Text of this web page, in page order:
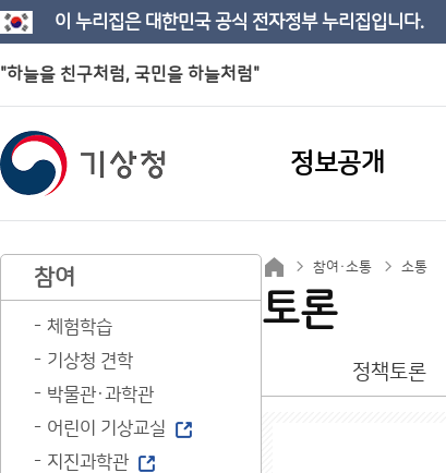
이 누리집은 대한민국 공식 전자정부 누리집입니다.
"하늘을 친구처럼, 국민을 하늘처럼"
정보공개
참여
체험학습
기상청 견학
박물관·과학관
어린이 기상교실
지진과학관
참여·소통 소통
토론
정책토론